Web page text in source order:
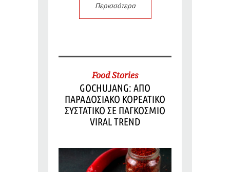
Περισσότερα
Food Stories
GOCHUJANG: ΑΠΟ
ΠΑΡΑΔΟΣΙΑΚΟ ΚΟΡΕΑΤΙΚΟ
ΣΥΣΤΑΤΙΚΟ ΣΕ ΠΑΓΚΟΣΜΙΟ
VIRAL TREND